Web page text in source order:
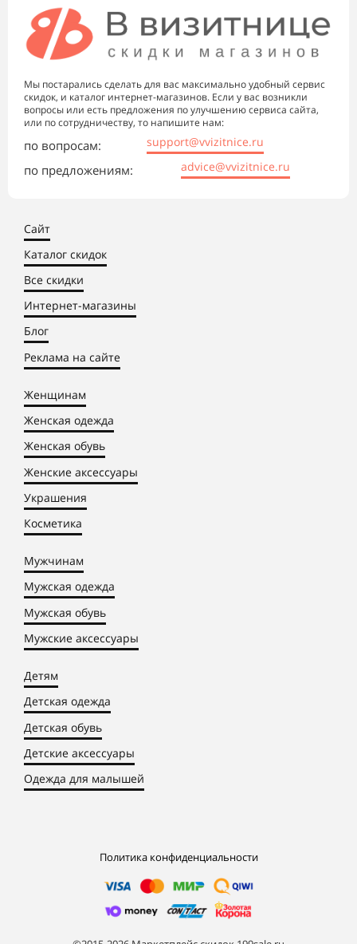
Мы постарались сделать для вас максимально удобный сервис
скидок, и каталог интернет-магазинов. Если у вас возникли
вопросы или есть предложения по улучшению сервиса сайта,
или по сотрудничеству, то напишите нам:
по вопросам: support@vvizitnice.ru
по предложениям: advice@vvizitnice.ru
Сайт
Каталог скидок
Все скидки
Интернет-магазины
Блог
Реклама на сайте
Женщинам
Женская одежда
Женская обувь
Женские аксессуары
Украшения
Косметика
Мужчинам
Мужская одежда
Мужская обувь
Мужские аксессуары
Детям
Детская одежда
Детская обувь
Детские аксессуары
Одежда для малышей
Политика конфиденциальности